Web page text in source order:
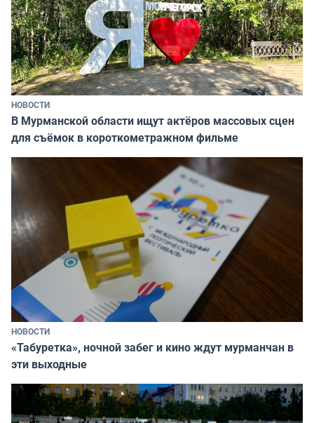
НОВОСТИ
В Мурманской области ищут актёров массовых сцен
для съёмок в короткометражном фильме
НОВОСТИ
«Табуретка», ночной забег и кино ждут мурманчан в
эти выходные